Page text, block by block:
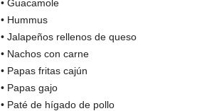
• Guacamole
• Hummus
• Jalapeños rellenos de queso
• Nachos con carne
• Papas fritas cajún
• Papas gajo
• Paté de hígado de pollo